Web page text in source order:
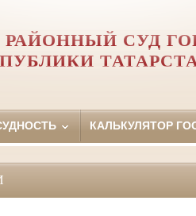
СУД
КАЛЬКУЛЯТОР